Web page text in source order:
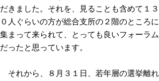
だきました。それを、見ることも含めて１３
０人ぐらいの方が総合支所の２階のところに
集まって来られて、とっても良いフォーラム
だったと思っています。
それから、８月３１日、若年層の選挙離れ